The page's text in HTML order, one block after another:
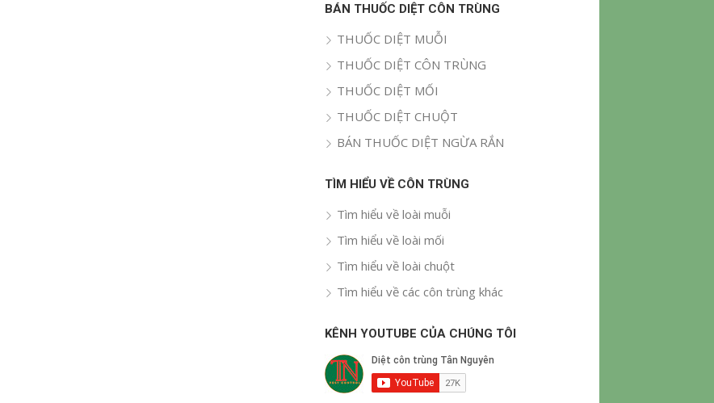
BÁN THUỐC DIỆT CÔN TRÙNG
THUỐC DIỆT MUỖI
THUỐC DIỆT CÔN TRÙNG
THUỐC DIỆT MỐI
THUỐC DIỆT CHUỘT
BÁN THUỐC DIỆT NGỪA RẮN
TÌM HIỂU VỀ CÔN TRÙNG
Tìm hiểu về loài muỗi
Tìm hiểu về loài mối
Tìm hiểu về loài chuột
Tìm hiểu về các côn trùng khác
KÊNH YOUTUBE CỦA CHÚNG TÔI